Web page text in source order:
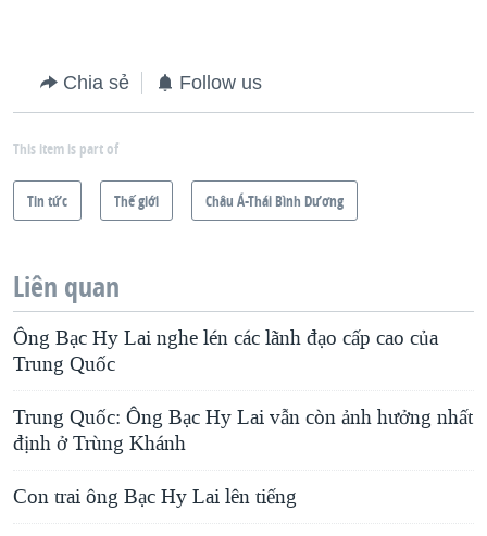
Chia sẻ Follow us
This item is part of
Tin tức Thế giới Châu Á-Thái Bình Dương
Liên quan
Ông Bạc Hy Lai nghe lén các lãnh đạo cấp cao của
Trung Quốc
Trung Quốc: Ông Bạc Hy Lai vẫn còn ảnh hưởng nhất
định ở Trùng Khánh
Con trai ông Bạc Hy Lai lên tiếng